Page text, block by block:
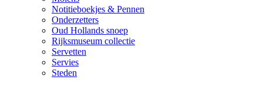
Notitieboekjes & Pennen
Onderzetters
Oud Hollands snoep
Rijksmuseum collectie
Servetten
Servies
Steden